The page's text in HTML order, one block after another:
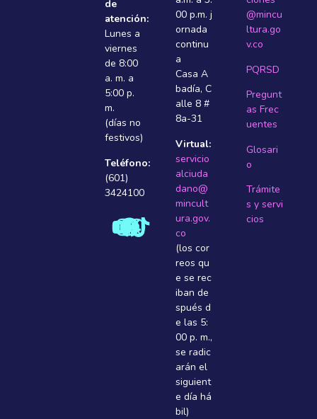
de
atención:
Lunes a
viernes
de 8:00
a. m. a
5:00 p.
m.
(días no
festivos)
Teléfono:
(601)
3424100
00 p.m. j
ornada
continu
a
Casa A
badí­a, C
alle 8 #
8a-31
Virtual:
servicio
alciuda
dano@
mincult
ura.gov.
co
(los cor
reos qu
e se rec
iban de
spués d
e las 5:
00 p. m.,
se radic
arán el
siguient
e dí­a há
bil)
@mincu
ltura.go
v.co
PQRSD
Pregunt
as Frec
uentes
Glosari
o
Trámite
s y servi
cios